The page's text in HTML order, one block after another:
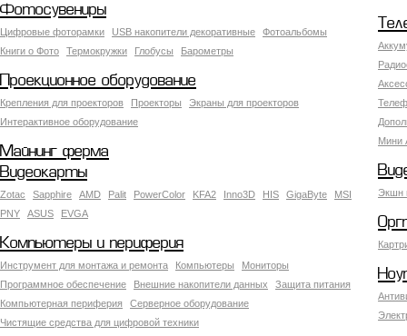
Фотосувениры
Цифровые фоторамки USB накопители декоративные
Фотоальбомы
Книги о Фото
Термокружки Глобусы Барометры
Мини
Проекционное оборудование
Крепления для проекторов Проекторы
Экраны для проекторов
Интерактивное оборудование
Майнинг ферма
Экшн
Видеокарты
Zotac Sapphire AMD Palit PowerColor KFA2 Inno3D HIS GigaByte
MSI
PNY
ASUS EVGA
Компьютеры и периферия
Инструмент для монтажа и ремонта Компьютеры
Мониторы
Программное обеспечение
Внешние накопители данных
Защита питания
Компьютерная периферия
Серверное оборудование
Чистящие средства для цифровой техники